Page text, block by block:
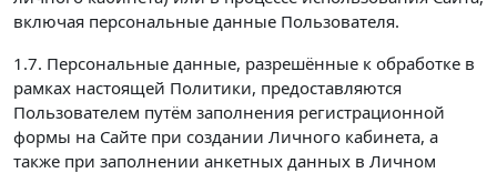
включая персональные данные Пользователя.
1.7. Персональные данные, разрешённые к обработке в
рамках настоящей Политики, предоставляются
Пользователем путём заполнения регистрационной
формы на Сайте при создании Личного кабинета, а
также при заполнении анкетных данных в Личном